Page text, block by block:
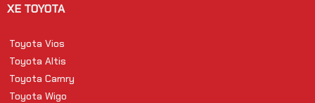
XE TOYOTA
Toyota Vios
Toyota Altis
Toyota Camry
Toyota Wigo